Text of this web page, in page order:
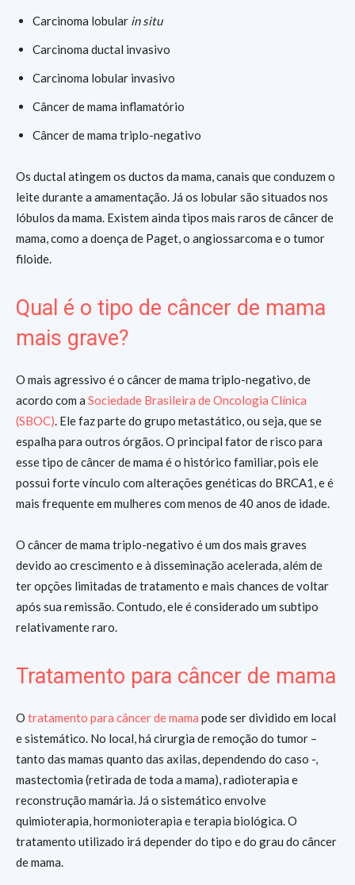
Carcinoma lobular in situ
Carcinoma ductal invasivo
Carcinoma lobular invasivo
Câncer de mama inflamatório
Câncer de mama triplo-negativo
Os ductal atingem os ductos da mama, canais que conduzem o
leite durante a amamentação. Já os lobular são situados nos
lóbulos da mama. Existem ainda tipos mais raros de câncer de
mama, como a doença de Paget, o angiossarcoma e o tumor
filoide.
Qual é o tipo de câncer de mama
mais grave?
O mais agressivo é o câncer de mama triplo-negativo, de
acordo com a Sociedade Brasileira de Oncologia Clínica
(SBOC). Ele faz parte do grupo metastático, ou seja, que se
espalha para outros órgãos. O principal fator de risco para
esse tipo de câncer de mama é o histórico familiar, pois ele
possui forte vínculo com alterações genéticas do BRCA1, e é
mais frequente em mulheres com menos de 40 anos de idade.
O câncer de mama triplo-negativo é um dos mais graves
devido ao crescimento e à disseminação acelerada, além de
ter opções limitadas de tratamento e mais chances de voltar
após sua remissão. Contudo, ele é considerado um subtipo
relativamente raro.
Tratamento para câncer de mama
O tratamento para câncer de mama pode ser dividido em local
e sistemático. No local, há cirurgia de remoção do tumor –
tanto das mamas quanto das axilas, dependendo do caso -,
mastectomia (retirada de toda a mama), radioterapia e
reconstrução mamária. Já o sistemático envolve
quimioterapia, hormonioterapia e terapia biológica. O
tratamento utilizado irá depender do tipo e do grau do câncer
de mama.